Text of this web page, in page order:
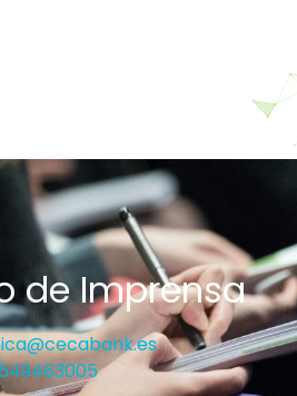
de Imprensa